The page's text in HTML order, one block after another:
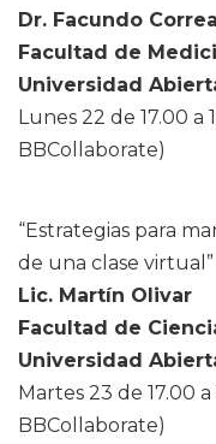
Dr. Facundo Correa
Facultad de
Universidad
Lunes 22 de 17.00 a
BBCollaborate)
“Estrategias para
de una clase virtual”
Lic. Martín Olivar
Facultad de
Universidad
Martes 23 de 17.00
BBCollaborate)